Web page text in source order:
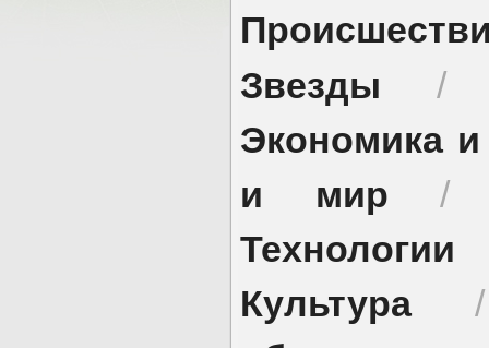
Звезды
Экономика
и мир
Технологии
Культура